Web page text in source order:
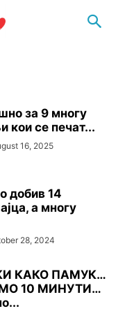
за 9 многу
кои се печат...
16, 2025
добив 14
а многу
28, 2024
КАКО ПАМУК…
10 МИНУТИ…